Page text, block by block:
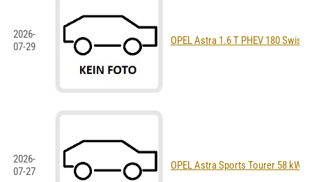
2026-
07-29
OPEL Astra 1.6 T PHEV 180
2026-
07-27
OPEL Astra Sports Tourer 58 kWh